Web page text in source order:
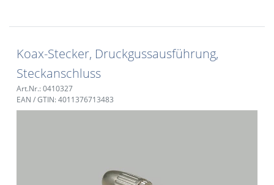
Koax-Stecker, Druckgussausführung,
Steckanschluss
Art.Nr.: 0410327
EAN / GTIN: 4011376713483